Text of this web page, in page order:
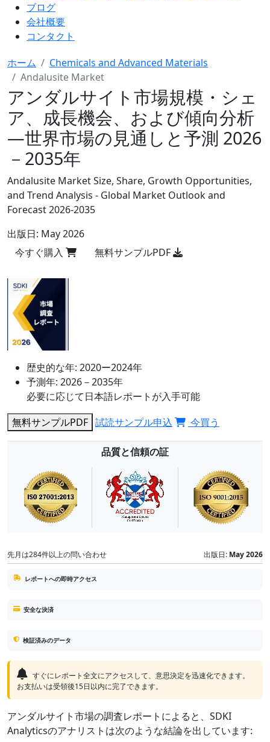
ブログ
会社概要
コンタクト
ホーム
Chemicals and Advanced Materials
Andalusite Market
アンダルサイト市場規模・シェ
ア、成長機会、および傾向分析
―世界市場の見通しと予測 2026
－2035年
Andalusite Market Size, Share, Growth Opportunities,
and Trend Analysis - Global Market Outlook and
Forecast 2026-2035
出版日: May 2026
今すぐ購入
無料サンプルPDF
歴史的な年: 2020ー2024年
予測年: 2026－2035年
必要に応じて日本語レポートが入手可能
無料サンプルPDF 試読サンプル申込 今買う
品質と信頼の証
先月は284件以上の問い合わせ 出版日: May 2026
レポートへの即時アクセス
安全な決済
検証済みのデータ
すぐにレポート全文にアクセスして、意思決定を迅速化できます。
お支払いは受領後15日以内に完了できます。
アンダルサイト市場の調査レポートによると、SDKI
Analyticsのアナリストは次のような結論を出しています: